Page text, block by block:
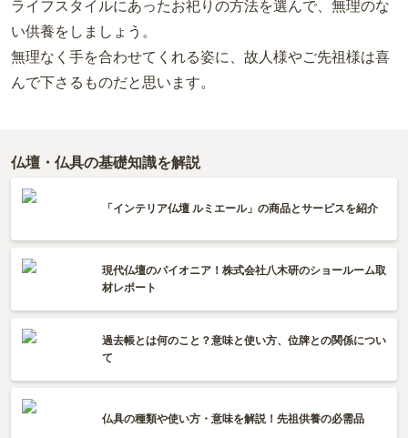
ライフスタイルにあったお祀りの方法を選んで、無理のな
い供養をしましょう。
無理なく手を合わせてくれる姿に、故人様やご先祖様は喜
んで下さるものだと思います。
仏壇・仏具の基礎知識を解説
「インテリア仏壇 ルミエール」の商品とサービスを紹介
現代仏壇のパイオニア！株式会社八木研のショールーム取
材レポート
過去帳とは何のこと？意味と使い方、位牌との関係につい
て
仏具の種類や使い方・意味を解説！先祖供養の必需品